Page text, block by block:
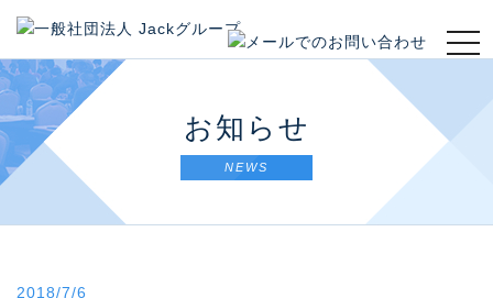
t
o
v
お知らせ
NEWS
2018/7/6